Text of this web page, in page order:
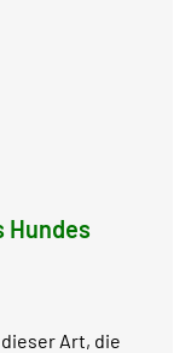
Hundes
Art, die